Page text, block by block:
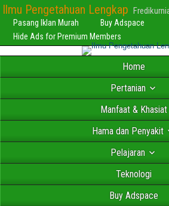
Ilmu Pengetahuan Lengkap
Pasang Iklan Murah
Buy Adspace
Hide Ads for Premium Members
Home
Pertanian
Manfaat & Khasiat
Hama dan Penyakit
Pelajaran
Teknologi
Buy Adspace